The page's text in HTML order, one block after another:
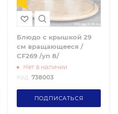
Блюдо с крышкой 29
см вращающееся /
CF269 /уп 8/
Нет в наличии
Код: 738003
ПОДПИСАТЬСЯ